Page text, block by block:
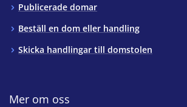
Publicerade domar
Beställ en dom eller handling
Skicka handlingar till domstolen
Mer om oss